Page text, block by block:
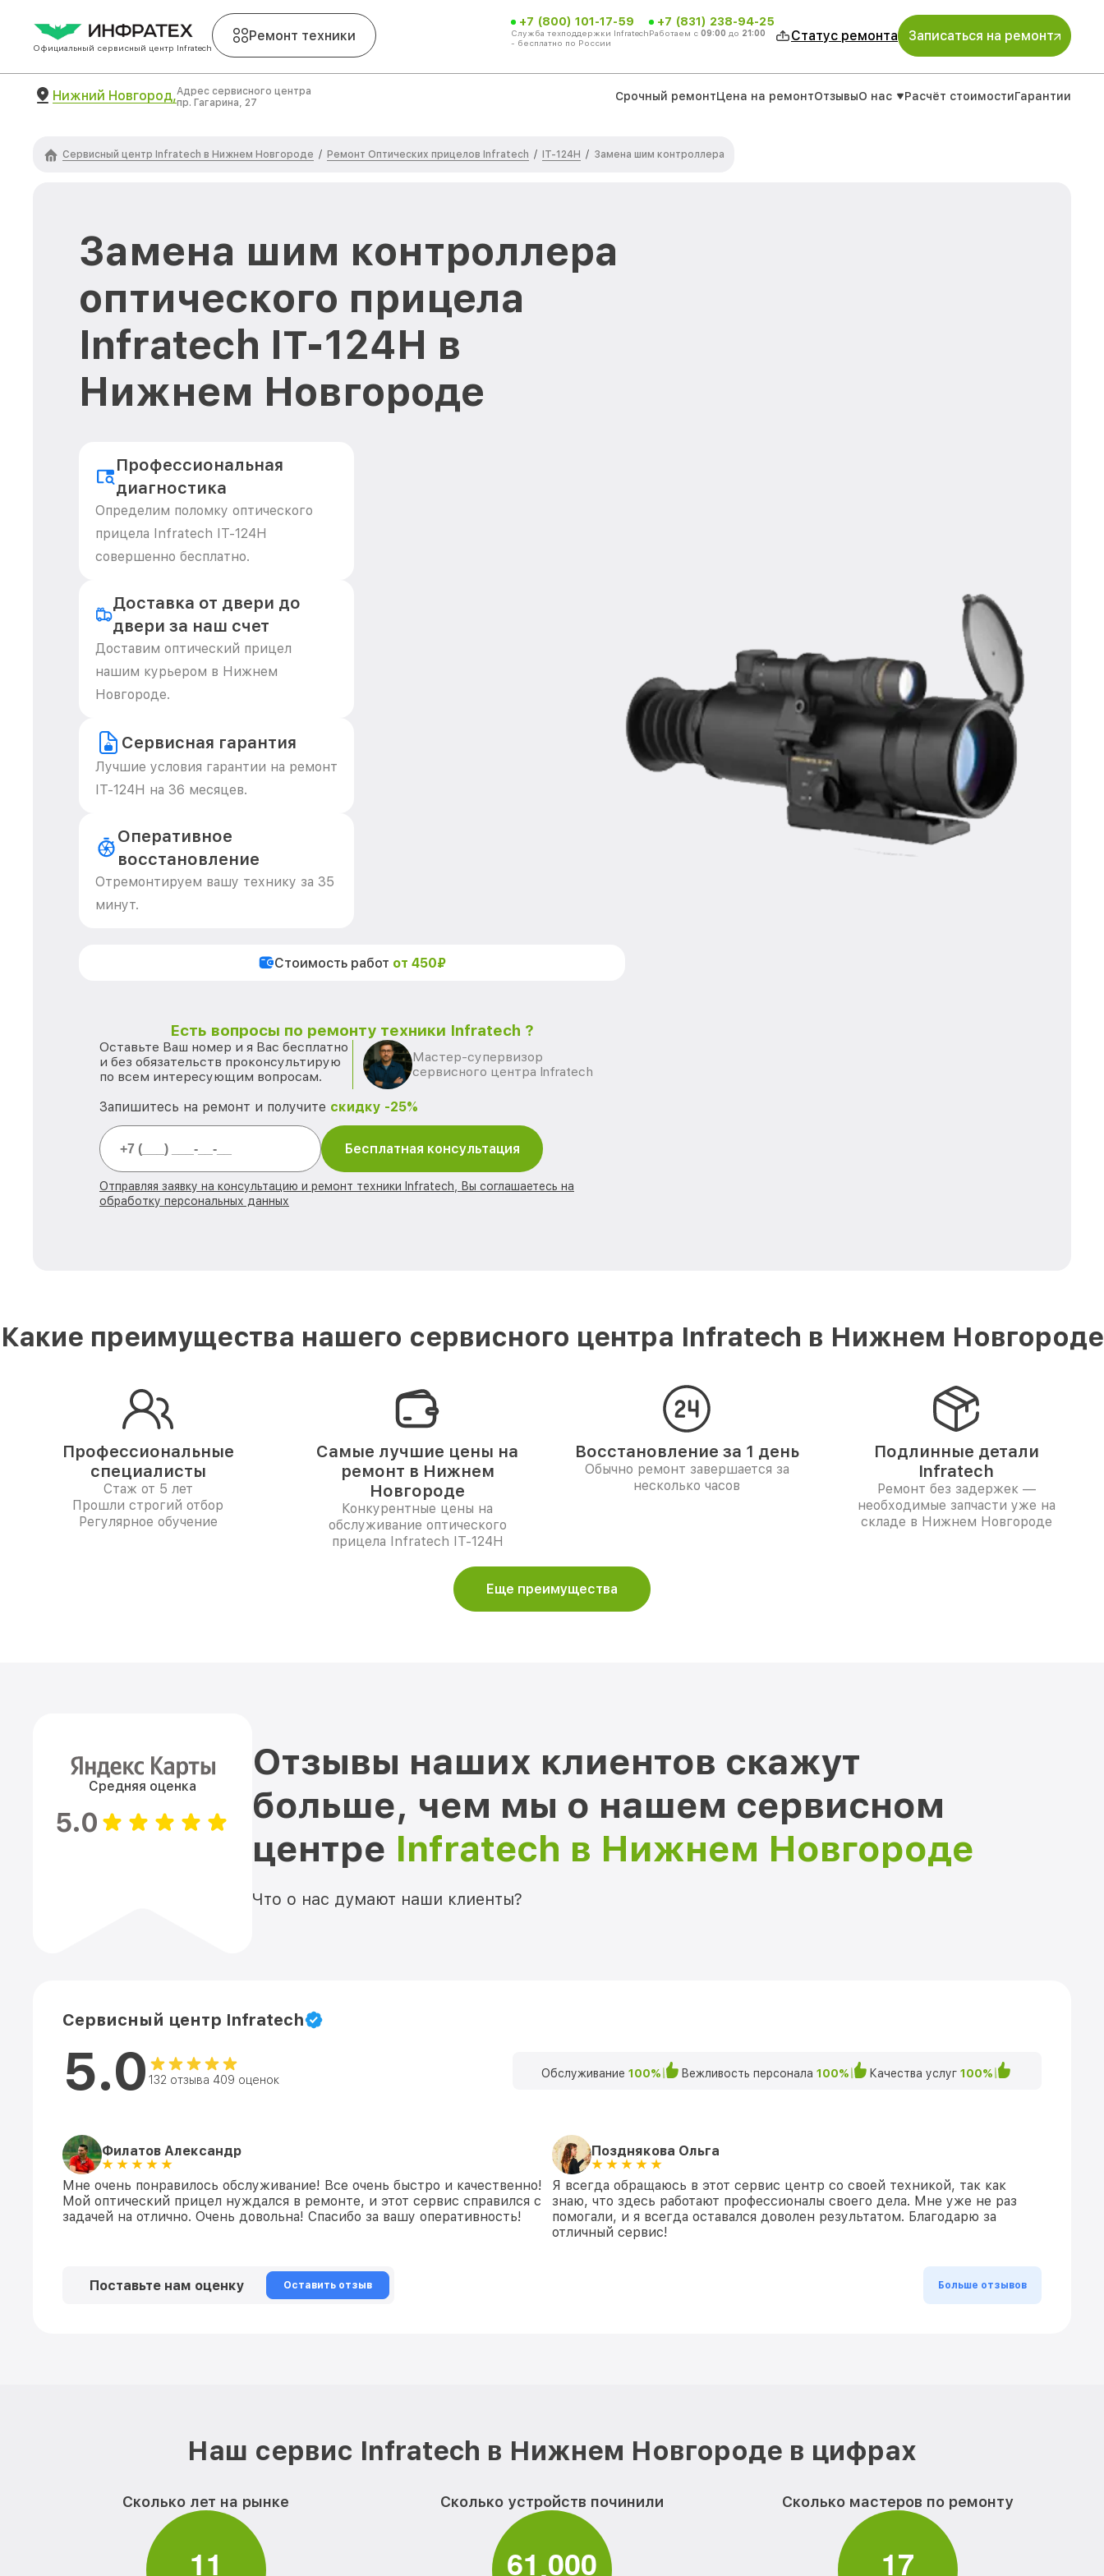
Официальный сервисный центр Infratech
Ремонт техники
+7 (800) 101-17-59
Служба техподдержки Infratech
- бесплатно по России
+7 (831) 238-94-25
Работаем с 09:00 до 21:00 Статус ремонта Записаться на ремонт
Нижний Новгород,Адрес сервисного центра
пр. Гагарина, 27
Срочный ремонтЦена на ремонтОтзывыО нас Расчёт стоимостиГарантии
Сервисный центр Infratech в Нижнем Новгороде / Ремонт Оптических прицелов Infratech / IT-124Н / Замена шим контроллера
Замена шим контроллера
оптического прицела
Infratech IT-124Н в
Нижнем Новгороде
Профессиональная
диагностика
Определим поломку оптического
прицела Infratech IT-124Н
совершенно бесплатно.
Доставка от двери до
двери за наш счет
Доставим оптический прицел
нашим курьером в Нижнем
Новгороде.
Сервисная гарантия
Лучшие условия гарантии на ремонт
IT-124Н на 36 месяцев.
Оперативное
восстановление
Отремонтируем вашу технику за 35
минут.
Стоимость работ от 450₽
Есть вопросы по ремонту техники Infratech ?
Оставьте Ваш номер и я Вас бесплатно
и без обязательств проконсультирую
по всем интересующим вопросам.
Мастер-супервизор
сервисного центра Infratech
Запишитесь на ремонт и получите скидку -25%
Бесплатная консультация
Отправляя заявку на консультацию и ремонт техники Infratech, Вы соглашаетесь на
обработку персональных данных
Какие преимущества нашего сервисного центра Infratech в Нижнем Новгороде
Профессиональные
специалисты
Стаж от 5 лет
Прошли строгий отбор
Регулярное обучение
Самые лучшие цены на
ремонт в Нижнем
Новгороде
Конкурентные цены на
обслуживание оптического
прицела Infratech IT-124Н
Восстановление за 1 день
Обычно ремонт завершается за
несколько часов
Подлинные детали
Infratech
Ремонт без задержек —
необходимые запчасти уже на
складе в Нижнем Новгороде
Еще преимущества
Средняя оценка
5.0
Отзывы наших клиентов скажут
больше, чем мы о нашем сервисном
центре Infratech в Нижнем Новгороде
Что о нас думают наши клиенты?
Сервисный центр Infratech
5.0 132 отзыва 409 оценок Обслуживание 100% Вежливость персонала 100% Качества услуг 100%
Филатов Александр
Мне очень понравилось обслуживание! Все очень быстро и качественно!
Мой оптический прицел нуждался в ремонте, и этот сервис справился с
задачей на отлично. Очень довольна! Спасибо за вашу оперативность!
Позднякова Ольга
Я всегда обращаюсь в этот сервис центр со своей техникой, так как
знаю, что здесь работают профессионалы своего дела. Мне уже не раз
помогали, и я всегда оставался доволен результатом. Благодарю за
отличный сервис!
Поставьте нам оценку Оставить отзыв Больше отзывов
Наш сервис Infratech в Нижнем Новгороде в цифрах
Сколько лет на рынке
11
Сколько устройств починили
61,000
Сколько мастеров по ремонту
17